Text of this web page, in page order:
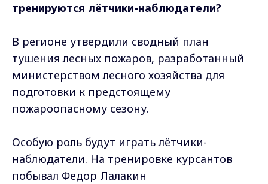
тренируются лётчики-наблюдатели?
В регионе утвердили сводный план
тушения лесных пожаров, разработанный
министерством лесного хозяйства для
подготовки к предстоящему
пожароопасному сезону.
Особую роль будут играть лётчики-
наблюдатели. На тренировке курсантов
побывал Федор Лалакин